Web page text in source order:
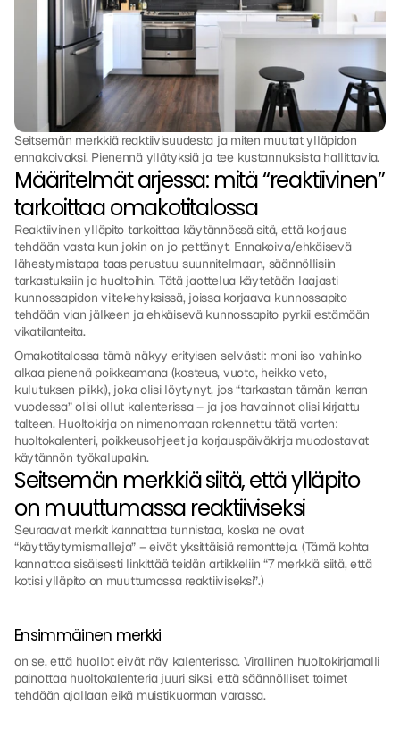
Seitsemän merkkiä reaktiivisuudesta ja miten muutat ylläpidon
ennakoivaksi. Pienennä yllätyksiä ja tee kustannuksista hallittavia.
Määritelmät arjessa: mitä “reaktiivinen”
tarkoittaa omakotitalossa
Reaktiivinen ylläpito tarkoittaa käytännössä sitä, että korjaus
tehdään vasta kun jokin on jo pettänyt. Ennakoiva/ehkäisevä
lähestymistapa taas perustuu suunnitelmaan, säännöllisiin
tarkastuksiin ja huoltoihin. Tätä jaottelua käytetään laajasti
kunnossapidon viitekehyksissä, joissa korjaava kunnossapito
tehdään vian jälkeen ja ehkäisevä kunnossapito pyrkii estämään
vikatilanteita.
Omakotitalossa tämä näkyy erityisen selvästi: moni iso vahinko
alkaa pienenä poikkeamana (kosteus, vuoto, heikko veto,
kulutuksen piikki), joka olisi löytynyt, jos “tarkastan tämän kerran
vuodessa” olisi ollut kalenterissa – ja jos havainnot olisi kirjattu
talteen. Huoltokirja on nimenomaan rakennettu tätä varten:
huoltokalenteri, poikkeusohjeet ja korjauspäiväkirja muodostavat
käytännön työkalupakin.
Seitsemän merkkiä siitä, että ylläpito
on muuttumassa reaktiiviseksi
Seuraavat merkit kannattaa tunnistaa, koska ne ovat
“käyttäytymismalleja” – eivät yksittäisiä remontteja. (Tämä kohta
kannattaa sisäisesti linkittää teidän artikkeliin “7 merkkiä siitä, että
kotisi ylläpito on muuttumassa reaktiiviseksi”.)
Ensimmäinen merkki
on se, että huollot eivät näy kalenterissa. Virallinen huoltokirjamalli
painottaa huoltokalenteria juuri siksi, että säännölliset toimet
tehdään ajallaan eikä muistikuorman varassa.